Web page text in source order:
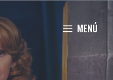
MENÚ